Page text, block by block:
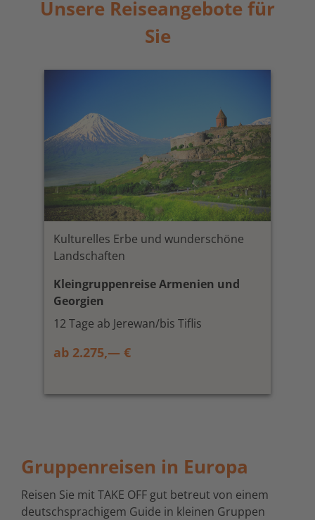
Unsere Reiseangebote für
Sie
Kulturelles Erbe und wunderschöne
Landschaften
Kleingruppenreise Armenien und
Georgien
12 Tage ab Jerewan/bis Tiflis
ab 2.275,— €
Gruppenreisen in Europa
Reisen Sie mit TAKE OFF gut betreut von einem
deutschsprachigem Guide in kleinen Gruppen